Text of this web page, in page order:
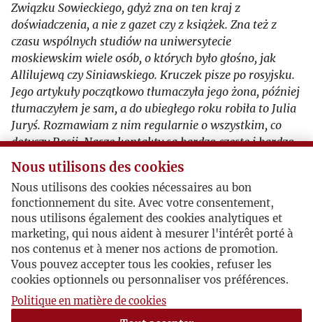
Związku Sowieckiego, gdyż zna on ten kraj z
doświadczenia, a nie z gazet czy z książek. Zna też z
czasu wspólnych studiów na uniwersytecie
moskiewskim wiele osób, o których było głośno, jak
Allilujewą czy Siniawskiego. Kruczek pisze po rosyjsku.
Jego artykuły początkowo tłumaczyła jego żona, później
tłumaczyłem je sam, a do ubiegłego roku robiła to Julia
Juryś. Rozmawiam z nim regularnie o wszystkim, co
dotyczy Rosji. Nasze kontakty są bardzo częste i bardzo
bliskie.”
J.PiekaraMichaił Heller – „polski Rosjanin” z
Maisons-Laffitte.Artykuł opracowany na podstawie
pracy licencjackiej obronionej w czerwcu 2017
r. Tekst ukazał się drukiem w „Roczniku Instytutu
Europy Środkowo-Wschodniej” 15 (2017) Zeszyt 1, s.
89-113;
R. Stobiecki,Michaiła Hellera i Jerzego Giedroycia
Nous utilisons des cookies
Nous utilisons des cookies nécessaires au bon
fonctionnement du site. Avec votre consentement,
nous utilisons également des cookies analytiques et
marketing, qui nous aident à mesurer l'intérêt porté à
nos contenus et à mener nos actions de promotion.
Vous pouvez accepter tous les cookies, refuser les
cookies optionnels ou personnaliser vos préférences.
Politique en matière de cookies